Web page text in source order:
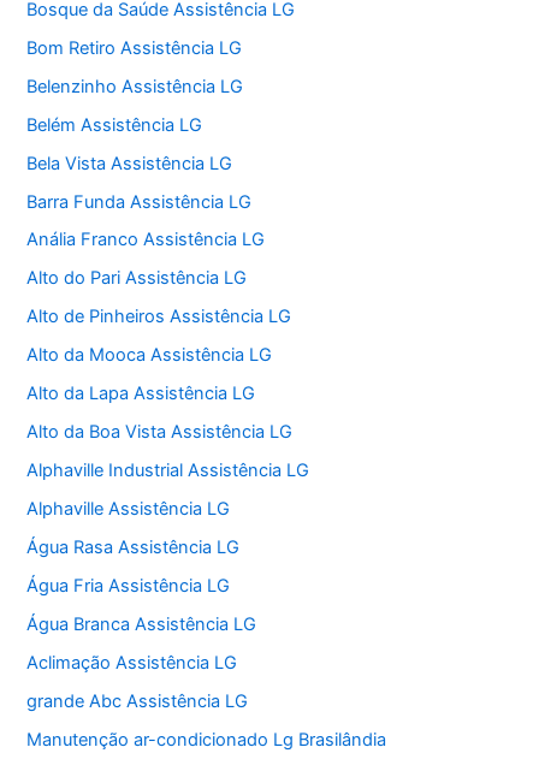
Bosque da Saúde Assistência LG
Bom Retiro Assistência LG
Belenzinho Assistência LG
Belém Assistência LG
Bela Vista Assistência LG
Barra Funda Assistência LG
Anália Franco Assistência LG
Alto do Pari Assistência LG
Alto de Pinheiros Assistência LG
Alto da Mooca Assistência LG
Alto da Lapa Assistência LG
Alto da Boa Vista Assistência LG
Alphaville Industrial Assistência LG
Alphaville Assistência LG
Água Rasa Assistência LG
Água Fria Assistência LG
Água Branca Assistência LG
Aclimação Assistência LG
grande Abc Assistência LG
Manutenção ar-condicionado Lg Brasilândia